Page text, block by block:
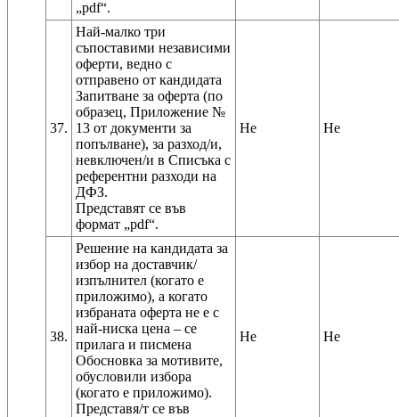
37.
Най-малко три
съпоставими независими
оферти, ведно с
отправено от кандидата
Запитване за оферта (по
образец, Приложение №
13 от документи за
попълване), за разход/и,
невключен/и в Списъка с
референтни разходи на
ДФЗ.
Представят се във
Не Не
38.
Решение на кандидата за
избор на доставчик/
изпълнител (когато е
приложимо), а когато
избраната оферта не е с
най-ниска цена – се
прилага и писмена
Обосновка за мотивите,
обусловили избора
(когато е приложимо).
Представя/т се във
Не Не